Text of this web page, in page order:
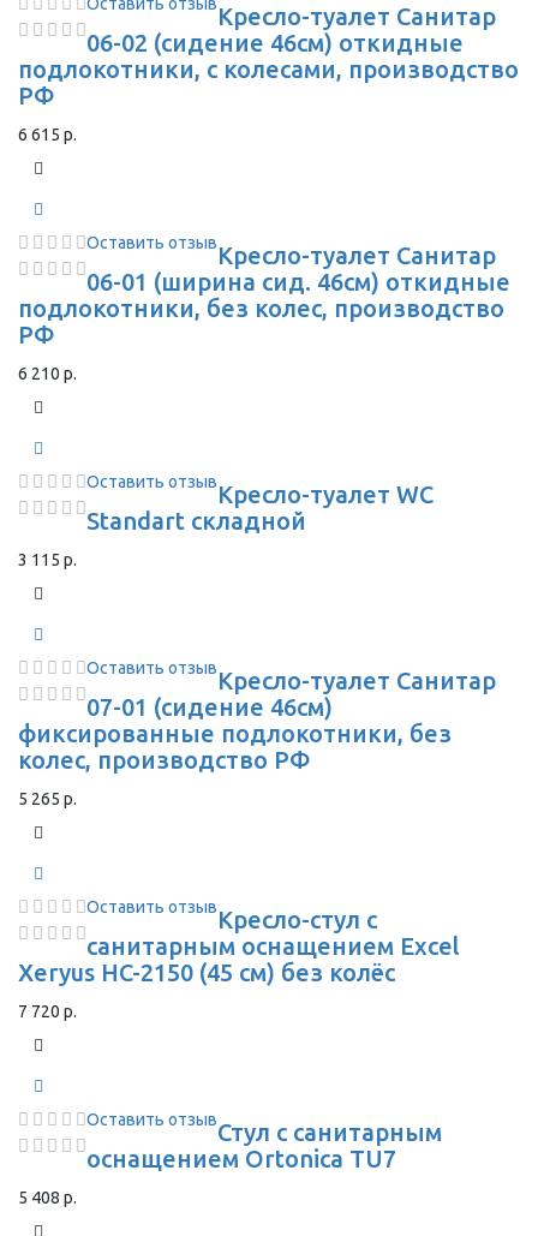
Кресло-туалет Санитар
06-02 (сидение 46см) откидные
подлокотники, с колесами, производство
РФ
6 615 р.
Оставить отзывКресло-туалет Санитар
06-01 (ширина сид. 46см) откидные
подлокотники, без колес, производство
РФ
6 210 р.
Оставить отзывКресло-туалет WC
Standart складной
3 115 р.
Оставить отзывКресло-туалет Санитар
07-01 (сидение 46см)
фиксированные подлокотники, без
колес, производство РФ
5 265 р.
Оставить отзывКресло-стул с
санитарным оснащением Excel
Xeryus HC-2150 (45 см) без колёс
7 720 р.
Оставить отзывСтул с санитарным
оснащением Ortonica TU7
5 408 р.